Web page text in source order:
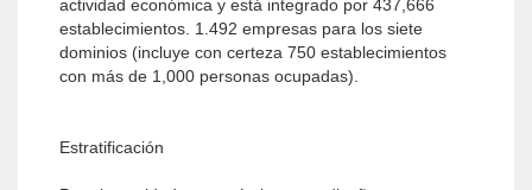
actividad económica y está integrado por 437,666
establecimientos. 1.492 empresas para los siete
dominios (incluye con certeza 750 establecimientos
con más de 1,000 personas ocupadas).
Estratificación